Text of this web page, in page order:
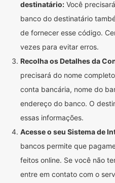
destinatário: Você
banco do destinatário
de fornecer esse código.
vezes para evitar erros.
Recolha os Detalhes da
precisará do nome
conta bancária, nome do
endereço do banco. O
essas informações.
Acesse o seu Sistema de
bancos permite que
feitos online. Se você não
entre em contato com o